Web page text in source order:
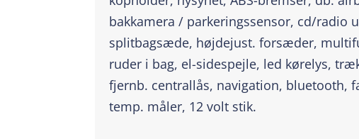
bakkamera / parkeringssensor, cd/radio
splitbagsæde, højdejust. forsæder,
ruder i bag, el-sidespejle, led kørelys,
fjernb. centrallås, navigation, bluetooth,
temp. måler, 12 volt stik.